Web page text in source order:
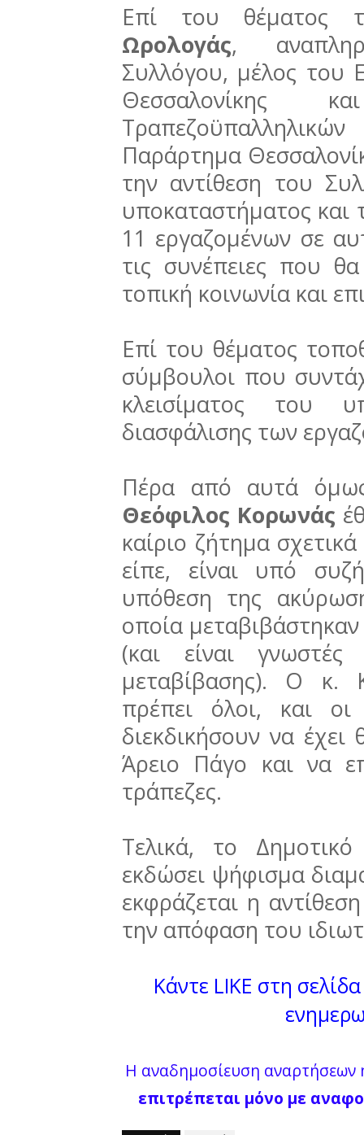
Επί του θέματος
Ωρολογάς,
Συλλόγου, μέλος του
Θεσσαλονίκης
Παράρτημα
την αντίθεση του
υποκαταστήματος και
11 εργαζομένων σε
τις συνέπειες που
τοπική κοινωνία και
Επί του θέματος
σύμβουλοι που
κλεισίματος του
διασφάλισης των
Πέρα από αυτά
Θεόφιλος Κορωνάς
καίριο ζήτημα
είπε, είναι υπό
υπόθεση της
οποία μεταβιβάστηκαν
(και είναι
μεταβίβασης). Ο κ.
πρέπει όλοι, και οι
διεκδικήσουν να
Άρειο Πάγο και να
τράπεζες.
Τελικά, το
εκδώσει ψήφισμα
εκφράζεται η
την απόφαση του
Κάντε LIKE στη
Η αναδημοσίευση
επιτρέπεται μόνο με